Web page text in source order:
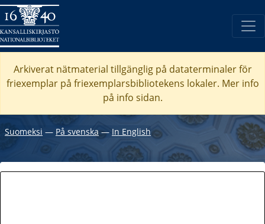
Arkiverat nätmaterial tillgänglig på dataterminaler för
friexemplar på friexemplarsbibliotekens lokaler. Mer info
på info sidan.
Suomeksi ― På svenska― In English